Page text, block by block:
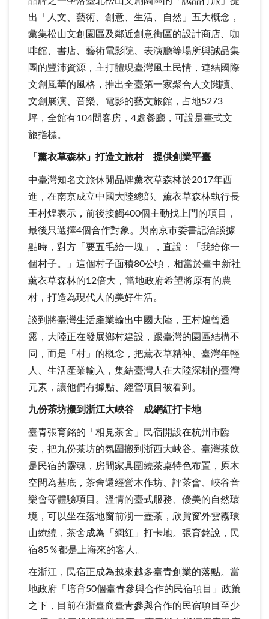
出「人文、藝術、創意、生活、自然」五大概念，
彙集松山文創園區及鄰近創意街區的設計商店、咖
啡館、書店、藝術電影院、表演廳等場所與誠品集
團的豐沛資源，主打體現臺灣風土民情，連結國際
文創風華的風格，推出全臺第一家聚合人文閱讀、
文創展演、音樂、電影的藝文旅館，占地5273
坪，全館有104間客房，4處餐廳，可說是臺式文
旅指標。
「薰衣草森林」打造文旅村 提供創業平臺
中臺灣知名文旅休閒品牌薰衣草森林於2017年西
進，在南京成立中國大陸總部。薰衣草森林執行長
王村煌表示，前後接觸400個主動找上門的項目，
最後只選擇4個合作對象。與南京市委書記洽談據
點時，對方「要五毛給一塊」，直說：「我給你一
個村子。」這個村子面積80公頃，相當於臺中新社
薰衣草森林的12倍大，當地政府希望將原有的農
村，打造為現代人的美好生活。
談到將臺灣生活產業輸出中國大陸，王村煌曾透
露，大陸正在發展鄉村建設，跟臺灣的園區結構不
同，而是「村」的概念，把薰衣草精神、臺灣年輕
人、生活產業輸入，集結臺灣人在大陸深耕的臺灣
元素，讓他們有據點、經營項目被看到。
九份茶坊搬到浙江大峽谷 成網紅打卡地
臺青張育銘的「相見茶舍」民宿開設在杭州市臨
安，把九份茶坊的氛圍搬到浙西大峽谷。臺灣茶飲
是民宿的靈魂，房間家具圍繞茶桌特色布置，原木
空間為基底，茶舍還經營木作坊、評茶會、峽谷音
樂會等體驗項目。溫情的臺式服務、優美的自然環
境，可以坐在落地窗前沏一壺茶，欣賞窗外雲霧環
山繚繞，茶舍成為「網紅」打卡地。張育銘說，民
宿85％都是上海來的客人。
在浙江，民宿正成為越來越多臺青創業的落點。當
地政府「培育50個臺青參與合作的民宿項目」政策
之下，目前在浙臺商臺青參與合作的民宿項目至少